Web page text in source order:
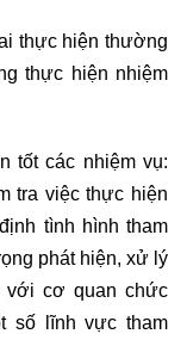
thực hiện thường
thực hiện nhiệm
tốt các nhiệm vụ:
tra việc thực hiện
tình hình tham
phát hiện, xử lý
với cơ quan chức
số lĩnh vực tham